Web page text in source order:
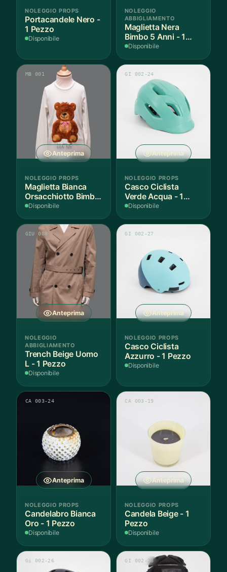
NOLEGGIO PROPS
Portacandele Nero -
1 Pezzo
Disponibile
NOLEGGIO
ABBIGLIAMENTO
Maglietta Nera
Bimbo 5 Anni - 1
Pezzo
Disponibile
Anteprima
MB 001
NOLEGGIO PROPS
Maglietta Bianca
Orsacchiotto Bimbo
6-7 Anni Cotone - 1
Disponibile
Anteprima
GI 002-24
NOLEGGIO PROPS
Casco Ciclista
Verde Acqua - 1
Pezzo
Disponibile
Anteprima
GIU 008
NOLEGGIO
ABBIGLIAMENTO
Trench Beige Uomo
L - 1 Pezzo
Disponibile
Anteprima
GI 002-27
NOLEGGIO PROPS
Casco Ciclista
Azzurro - 1 Pezzo
Disponibile
Anteprima
CA 003-24
NOLEGGIO PROPS
Candelabro Bianca
Oro - 1 Pezzo
Disponibile
Anteprima
CA 003-19
NOLEGGIO PROPS
Candela Beige - 1
Pezzo
Disponibile
Gi 002-26 GI 002-28